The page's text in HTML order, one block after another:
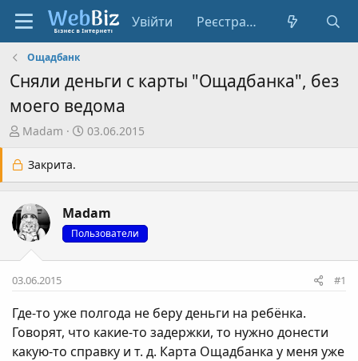
Увійти Реєстрація
Ощадбанк
Сняли деньги с карты "Ощадбанка", без
моего ведома
А
т
о
т
е
и
Madam
Д
а
т
в
о
р
н
я
03.06.2015
Закрита.
Madam
Пользователи
03.06.2015 #1
Где-то уже полгода не беру деньги на ребёнка.
Говорят, что какие-то задержки, то нужно донести
какую-то справку и т. д. Карта Ощадбанка у меня уже